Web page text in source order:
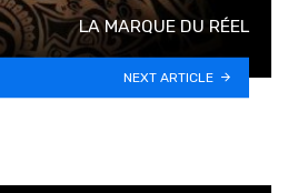
LA MARQUE DU RÉEL
NEXT ARTICLE